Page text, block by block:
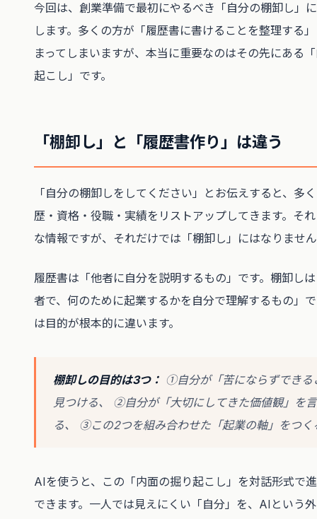
今回は、創業準備で最初にやるべき「自分の棚卸し」
します。多くの方が「履歴書に書けることを整理する
まってしまいますが、本当に重要なのはその先にある
起こし」です。
「棚卸し」と「履歴書作り」は違う
「自分の棚卸しをしてください」とお伝えすると、多
歴・資格・役職・実績をリストアップしてきます。そ
な情報ですが、それだけでは「棚卸し」にはなりませ
履歴書は「他者に自分を説明するもの」です。棚卸し
者で、何のために起業するかを自分で理解するもの」
は目的が根本的に違います。
棚卸しの目的は3つ： ①自分が「苦にならずできる
見つける、 ②自分が「大切にしてきた価値観」を
る、 ③この2つを組み合わせた「起業の軸」をつく
AIを使うと、この「内面の掘り起こし」を対話形式で
できます。一人では見えにくい「自分」を、AIという